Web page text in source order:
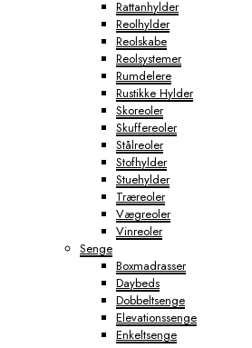
Rattanhylder
Reolhylder
Reolskabe
Reolsystemer
Rumdelere
Rustikke Hylder
Skoreoler
Skuffereoler
Stålreoler
Stofhylder
Stuehylder
Træreoler
Vægreoler
Vinreoler
Senge
Boxmadrasser
Daybeds
Dobbeltsenge
Elevationssenge
Enkeltsenge